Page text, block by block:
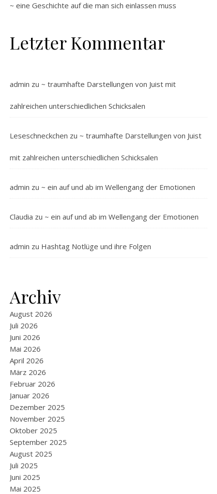
~ eine Geschichte auf die man sich einlassen muss
Letzter Kommentar
admin zu ~ traumhafte Darstellungen von Juist mit
zahlreichen unterschiedlichen Schicksalen
Leseschneckchen zu ~ traumhafte Darstellungen von Juist
mit zahlreichen unterschiedlichen Schicksalen
admin zu ~ ein auf und ab im Wellengang der Emotionen
Claudia zu ~ ein auf und ab im Wellengang der Emotionen
admin zu Hashtag Notlüge und ihre Folgen
Archiv
August 2026
Juli 2026
Juni 2026
Mai 2026
April 2026
März 2026
Februar 2026
Januar 2026
Dezember 2025
November 2025
Oktober 2025
September 2025
August 2025
Juli 2025
Juni 2025
Mai 2025